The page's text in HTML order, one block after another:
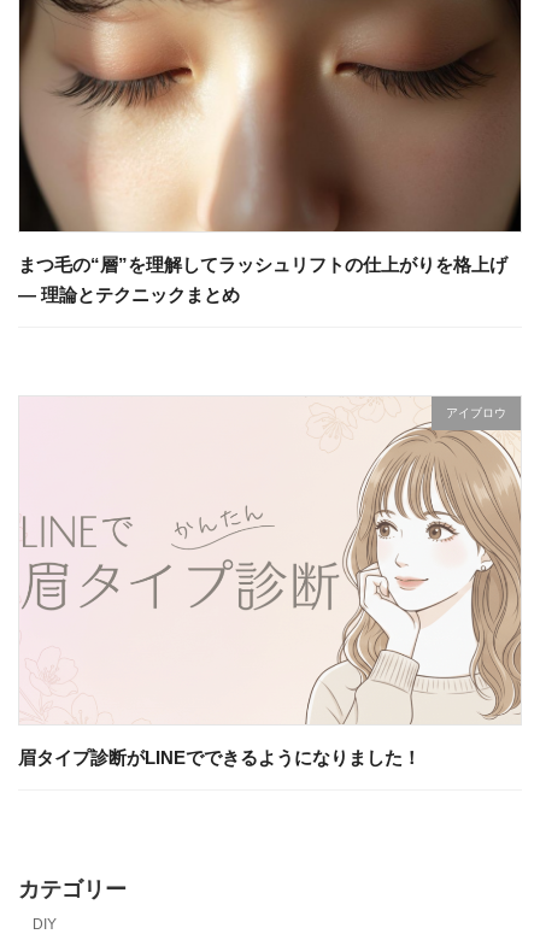
まつ毛の“層”を理解してラッシュリフトの仕上がりを格上げ
— 理論とテクニックまとめ
アイブロウ
眉タイプ診断がLINEでできるようになりました！
カテゴリー
DIY